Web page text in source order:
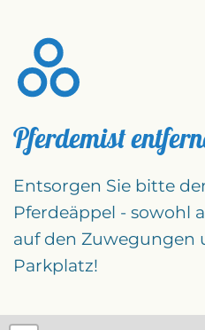
Pferdemist
Entsorgen Sie bitte
Pferdeäppel - sowohl
auf den Zuwegungen
Parkplatz!